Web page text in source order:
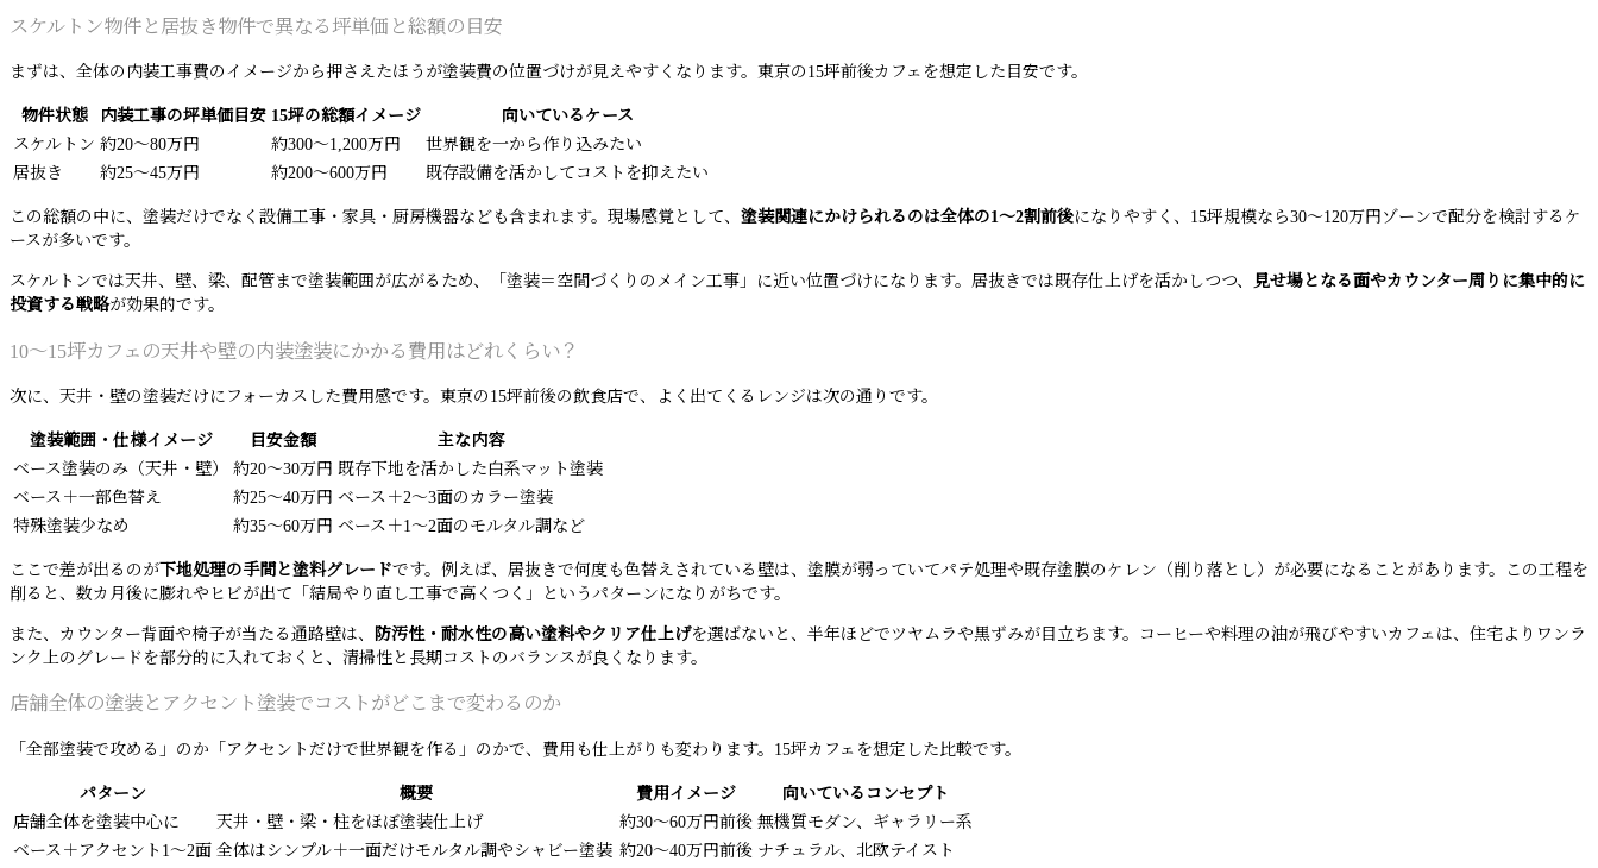
スケルトン物件と居抜き物件で異なる坪単価と総額の目安
まずは、全体の内装工事費のイメージから押さえたほうが塗装費の位置づけが見えやすくなります。東京の15坪前後カフェを想定した目安です。
物件状態 内装工事の坪単価目安 15坪の総額イメージ
向いているケース
スケルトン 約20〜80万円 約300〜1,200万円
世界観を一から作り込みたい
居抜き
約25〜45万円 約200〜600万円 既存設備を活かしてコストを抑えたい
この総額の中に、塗装だけでなく設備工事・家具・厨房機器なども含まれます。現場感覚として、 塗装関連にかけられるのは全体の1〜2割前後になりやすく、15坪規模なら30〜120万円ゾーンで配分を検討するケ
ースが多いです。
スケルトンでは天井、壁、梁、配管まで塗装範囲が広がるため、「塗装＝空間づくりのメイン工事」に近い位置づけになります。居抜きでは既存仕上げを活かしつつ、
見せ場となる面やカウンター周りに集中的に
投資する戦略が効果的です。
10〜15坪カフェの天井や壁の内装塗装にかかる費用はどれくらい？
次に、天井・壁の塗装だけにフォーカスした費用感です。東京の15坪前後の飲食店で、よく出てくるレンジは次の通りです。
塗装範囲・仕様イメージ 目安金額
主な内容
ベース塗装のみ（天井・壁）
約20〜30万円 既存下地を活かした白系マット塗装
ベース＋一部色替え
約25〜40万円 ベース＋2〜3面のカラー塗装
特殊塗装少なめ
約35〜60万円 ベース＋1〜2面のモルタル調など
ここで差が出るのが 下地処理の手間と塗料グレードです。例えば、居抜きで何度も色替えされている壁は、塗膜が弱っていてパテ処理や既存塗膜のケレン（削り落とし）が必要になることがあります。この工程を
削ると、数カ月後に膨れやヒビが出て「結局やり直し工事で高くつく」というパターンになりがちです。
また、カウンター背面や椅子が当たる通路壁は、 防汚性・耐水性の高い塗料やクリア仕上げを選ばないと、半年ほどでツヤムラや黒ずみが目立ちます。コーヒーや料理の油が飛びやすいカフェは、住宅よりワンラ
ンク上のグレードを部分的に入れておくと、清掃性と長期コストのバランスが良くなります。
店舗全体の塗装とアクセント塗装でコストがどこまで変わるのか
「全部塗装で攻める」のか「アクセントだけで世界観を作る」のかで、費用も仕上がりも変わります。15坪カフェを想定した比較です。
パターン 概要 費用イメージ
向いているコンセプト
店舗全体を塗装中心に
天井・壁・梁・柱をほぼ塗装仕上げ 約30〜60万円前後 無機質モダン、ギャラリー系
ベース＋アクセント1〜2面 全体はシンプル＋一面だけモルタル調やシャビー塗装 約20〜40万円前後 ナチュラル、北欧テイスト